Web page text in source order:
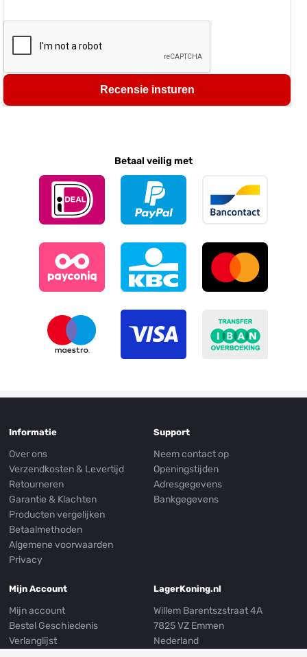
Recensie insturen
Betaal veilig met
Informatie
Over ons
Verzendkosten & Levertijd
Retourneren
Garantie & Klachten
Producten vergelijken
Betaalmethoden
Algemene voorwaarden
Privacy
Support
Neem contact op
Openingstijden
Adresgegevens
Bankgegevens
Mijn Account
Mijn account
Bestel Geschiedenis
Verlanglijst
LagerKoning.nl
Willem Barentszstraat 4A
7825 VZ Emmen
Nederland